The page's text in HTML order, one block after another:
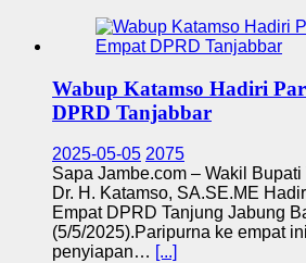
Wabup Katamso Hadiri
DPRD Tanjabbar
2025-05-05 2075
Sapa Jambe.com – Wakil
Dr. H. Katamso, SA.SE.ME
Empat DPRD Tanjung Jabung
(5/5/2025).Paripurna ke empat
penyiapan… [...]